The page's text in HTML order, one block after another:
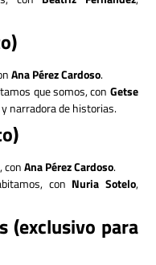
Ana Pérez Cardoso.
que somos, con Getse
narradora de historias.
conAna Pérez Cardoso.
con Nuria Sotelo,
(exclusivo para